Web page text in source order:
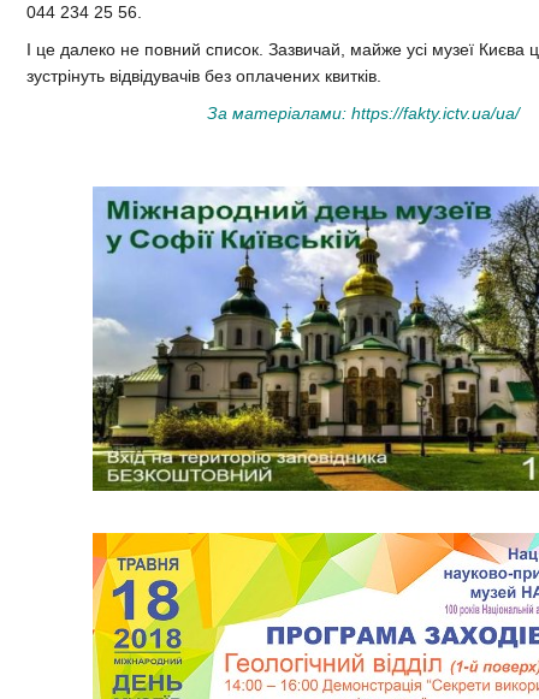
044 234 25 56.
І це далеко не повний список. Зазвичай, майже усі музеї Києва
зустрінуть відвідувачів без оплачених квитків.
За матеріалами: https://fakty.ictv.ua/ua/